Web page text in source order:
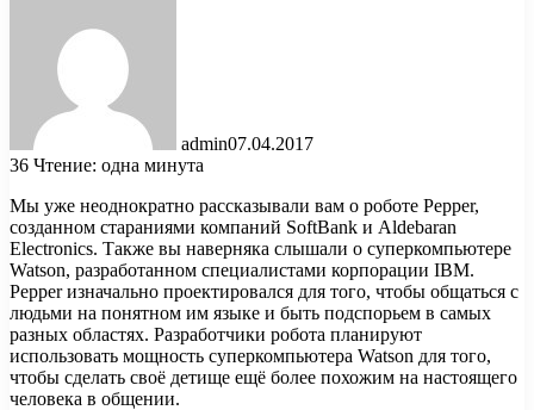
admin07.04.2017
36 Чтение: одна минута
Мы уже неоднократно рассказывали вам о роботе Pepper,
созданном стараниями компаний SoftBank и Aldebaran
Electronics. Также вы наверняка слышали о суперкомпьютере
Watson, разработанном специалистами корпорации IBM.
Pepper изначально проектировался для того, чтобы общаться с
людьми на понятном им языке и быть подспорьем в самых
разных областях. Разработчики робота планируют
использовать мощность суперкомпьютера Watson для того,
чтобы сделать своё детище ещё более похожим на настоящего
человека в общении.